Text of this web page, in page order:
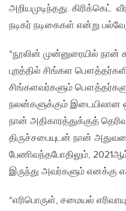
அறியமுடிந்தது.
நடிகர் நடிகைகள் என்று
“நூலின் முன்னுரையில் நான்
புறத்தில் சிங்கள
சிங்களவர்களும்
நலன்களுக்கும் இடையிலான
நான் அதிகாரத்துக்குத்
திருச்சபையுடன் நான்
பேணிவந்தபோதிலும்,
இருந்து அவர்களும் எனக்கு
“எரிபொருள், சமையல்